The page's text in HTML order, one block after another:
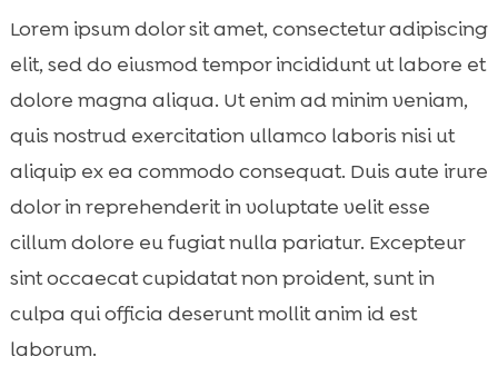
Lorem ipsum dolor sit amet, consectetur adipiscing
elit, sed do eiusmod tempor incididunt ut labore et
dolore magna aliqua. Ut enim ad minim veniam,
quis nostrud exercitation ullamco laboris nisi ut
aliquip ex ea commodo consequat. Duis aute irure
dolor in reprehenderit in voluptate velit esse
cillum dolore eu fugiat nulla pariatur. Excepteur
sint occaecat cupidatat non proident, sunt in
culpa qui officia deserunt mollit anim id est
laborum.